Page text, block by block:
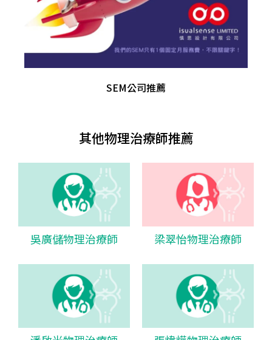
SEM公司推薦
其他物理治療師推薦
吳廣儲物理治療師 梁翠怡物理治療師